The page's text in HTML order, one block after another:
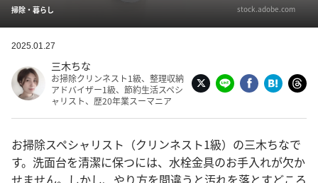
掃除・暮らし stock.adobe.com
2025.01.27
三木ちな
お掃除クリンネスト1級、整理収納
アドバイザー1級、節約生活スペシ
ャリスト、歴20年業スーマニア
お掃除スペシャリスト（クリンネスト1級）の三木ちなで
す。洗面台を清潔に保つには、水栓金具のお手入れが欠か
せません。しかし、やり方を間違うと汚れを落とすどころ